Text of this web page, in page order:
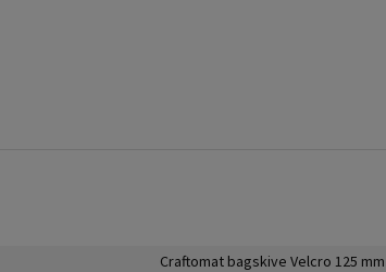
Craftomat bagskive Velcro 125 mm